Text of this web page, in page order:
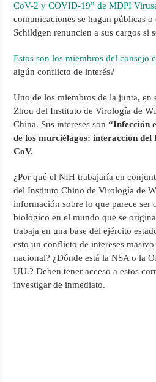
CoV-2 y COVID-19” de MDPI
comunicaciones se hagan públicas
Schildgen renuncien a sus cargos si
Estos son los miembros del consejo
algún conflicto de interés?
Uno de los miembros de la junta, en
Zhou del Instituto de Virología de
China. Sus intereses son“Infección
de los murciélagos: interacción del
CoV.
¿Por qué el NIH trabajaría en
del Instituto Chino de Virología de
información sobre lo que parece ser
biológico en el mundo que se
trabaja en una base del ejército
esto un conflicto de intereses
nacional? ¿Dónde está la NSA o la
UU.? Deben tener acceso a estos
investigar de inmediato.